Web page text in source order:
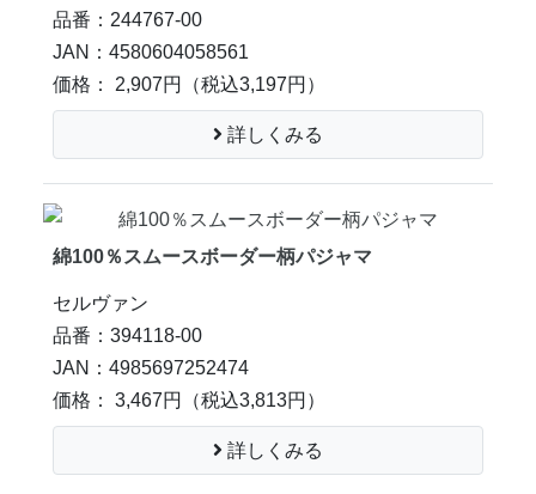
品番：244767-00
JAN：4580604058561
価格： 2,907円
（税込3,197円）
詳しくみる
綿100％スムースボーダー柄パジャマ
セルヴァン
品番：394118-00
JAN：4985697252474
価格： 3,467円
（税込3,813円）
詳しくみる